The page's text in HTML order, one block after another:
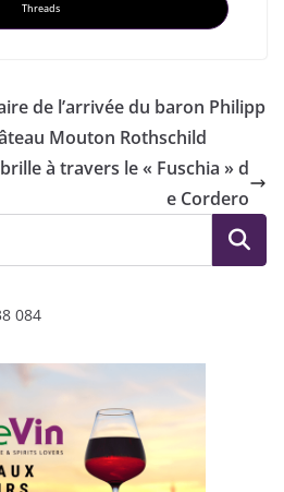
Threads
de l’arrivée du baron Philipp
Mouton Rothschild
à travers le « Fuschia » d
e Cordero
084